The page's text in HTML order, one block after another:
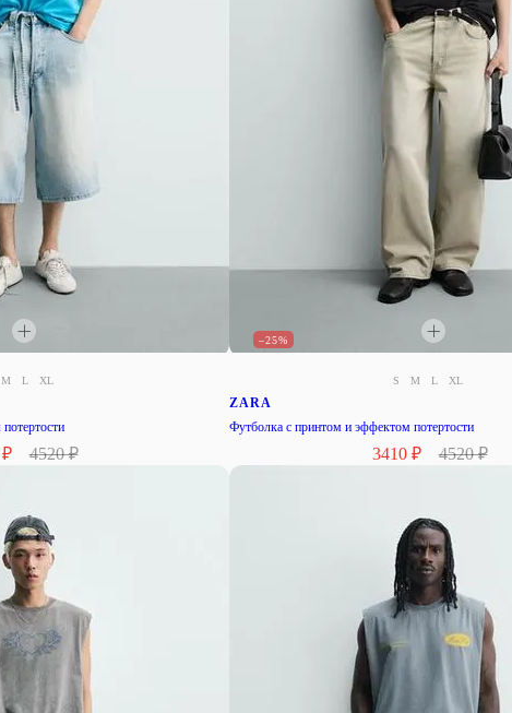
M L XL
4520 ₽
–25%
S M L XL
ZARA
Футболка с принтом и эффектом потертости
3410 ₽ 4520 ₽